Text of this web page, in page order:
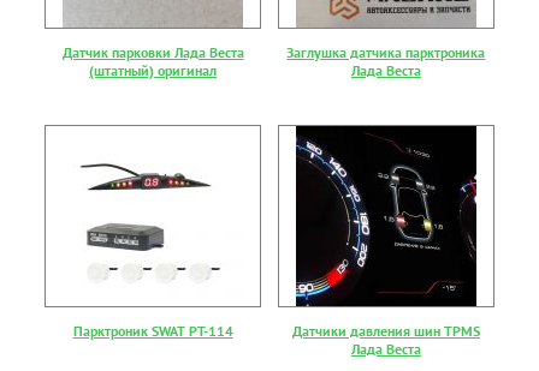
Датчик парковки Лада Веста
(штатный) оригинал
Заглушка датчика парктроника
Лада Веста
Парктроник SWAT PT-114
Датчики давления шин TPMS
Лада Веста